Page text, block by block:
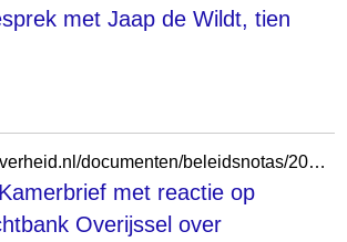
met Jaap de Wildt, tien
https://www.rijksoverheid.nl/documenten/beleidsnotas/2025/08/04/beslisnota-bij-kamerbrief-verzoek-vaste-commissie-voor-lvvn
met reactie op
Overijssel over